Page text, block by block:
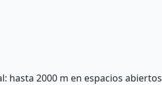
hasta 2000 m en espacios abiertos